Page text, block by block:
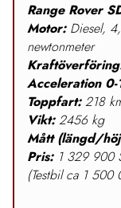
Range Rover
Motor:Diesel,
newtonmeter
Acceleration
Toppfart:218
Vikt:2456 kg
Mått (längd/
Pris:1 329 900
(Testbil ca 1 500